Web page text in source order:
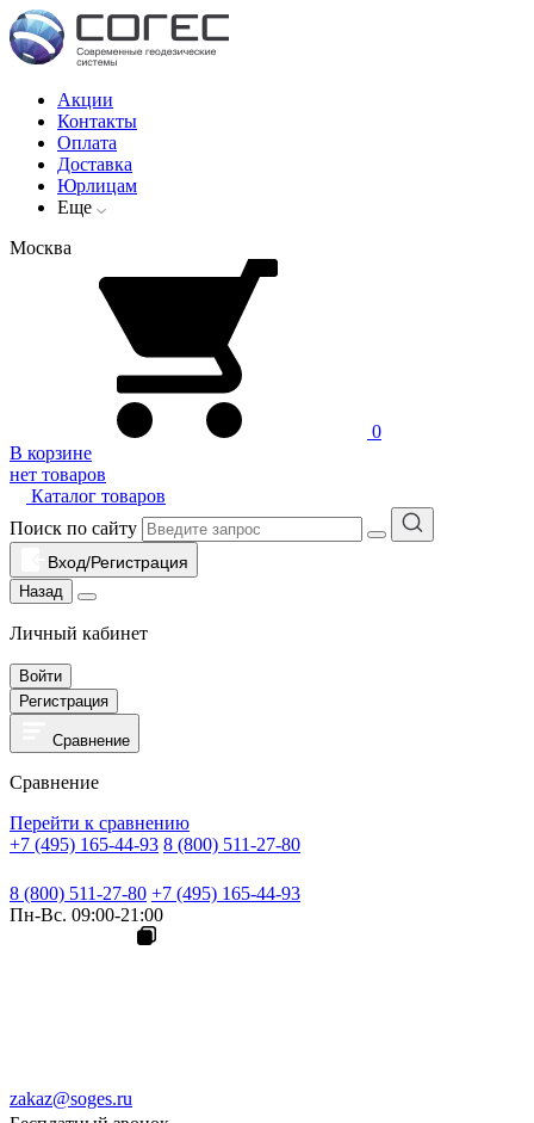
Акции
Контакты
Оплата
Доставка
Юрлицам
Еще
Москва
0
В корзине
нет товаров
Каталог товаров
Поиск по сайту
Вход/Регистрация
Назад
Личный кабинет
Войти
Регистрация
Сравнение
Сравнение
Перейти к сравнению
+7 (495) 165-44-93 8 (800) 511-27-80
8 (800) 511-27-80 +7 (495) 165-44-93
Пн-Вс. 09:00-21:00
zakaz@soges.ru